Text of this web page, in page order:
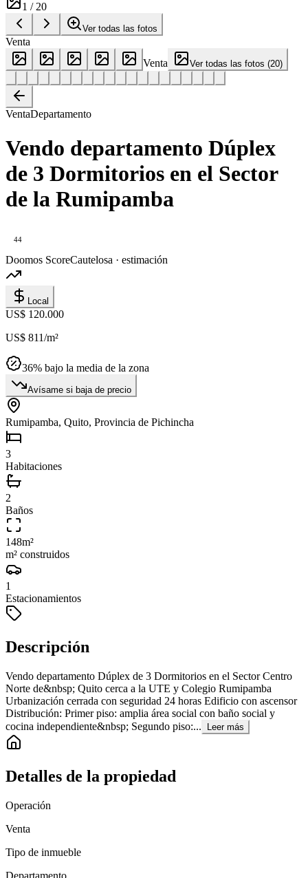
1 /20
Ver todas las fotos
Venta
Venta
Ver todas las fotos (20)
VentaDepartamento
Vendo departamento Dúplex
de 3 Dormitorios en el Sector
de la Rumipamba
44
Doomos ScoreCautelosa · estimación
Local
US$ 120.000
US$ 811/m²
36% bajo la media de la zona
Avísame si baja de precio
Rumipamba, Quito, Provincia de Pichincha
3
Habitaciones
2
Baños
148m²
m² construidos
1
Estacionamientos
Descripción
Vendo departamento Dúplex de 3 Dormitorios en el Sector Centro
Norte de&nbsp; Quito cerca a la UTE y Colegio Rumipamba
Urbanización cerrada con seguridad 24 horas Edificio con ascensor
Distribución: Primer piso: amplia área social con baño social y
cocina independiente&nbsp; Segundo piso:...
Leer más
Detalles de la propiedad
Operación
Venta
Tipo de inmueble
Departamento